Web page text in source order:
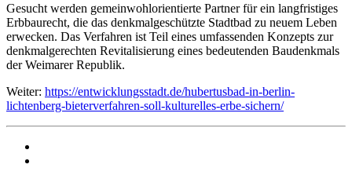
Gesucht werden gemeinwohlorientierte Partner für ein langfristiges
Erbbaurecht, die das denkmalgeschützte Stadtbad zu neuem Leben
erwecken. Das Verfahren ist Teil eines umfassenden Konzepts zur
denkmalgerechten Revitalisierung eines bedeutenden Baudenkmals
der Weimarer Republik.
Weiter: https://entwicklungsstadt.de/hubertusbad-in-berlin-
lichtenberg-bieterverfahren-soll-kulturelles-erbe-sichern/